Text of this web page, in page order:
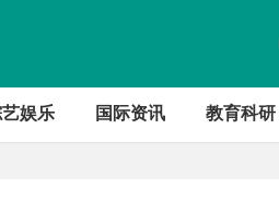
娱乐 国际资讯 教育科研